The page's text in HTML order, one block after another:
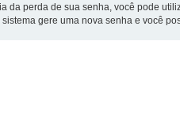
perda de sua senha, você pode
gere uma nova senha e você